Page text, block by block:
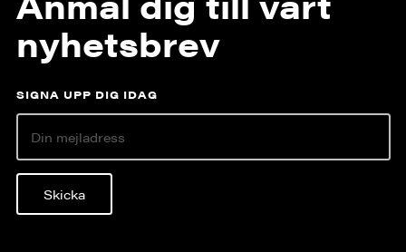
nyhetsbrev
SIGNA UPP DIG IDAG
Skicka